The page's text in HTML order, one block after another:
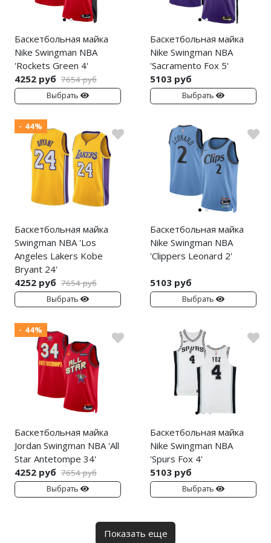
Баскетбольная майка
Nike Swingman NBA
'Rockets Green 4'
4252 руб 7654 руб
Выбрать
Баскетбольная майка
Nike Swingman NBA
'Sacramento Fox 5'
5103 руб
Выбрать
- 44%
Баскетбольная майка
Swingman NBA 'Los
Angeles Lakers Kobe
Bryant 24'
4252 руб 7654 руб
Выбрать
Баскетбольная майка
Nike Swingman NBA
'Clippers Leonard 2'
5103 руб
Выбрать
- 44%
Баскетбольная майка
Jordan Swingman NBA 'All
Star Antetompe 34'
4252 руб 7654 руб
Выбрать
Баскетбольная майка
Nike Swingman NBA
'Spurs Fox 4'
5103 руб
Выбрать
Показать еще
Nike Kobe
Nike Uptempo
Nike Foamposite